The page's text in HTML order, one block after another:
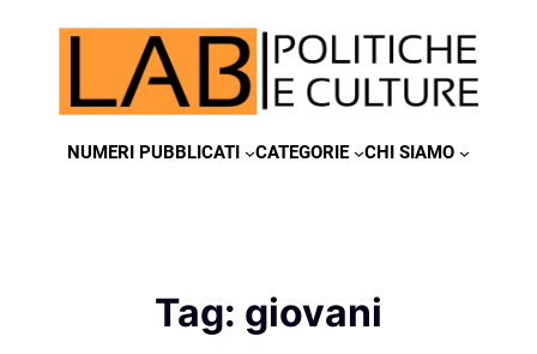
NUMERI PUBBLICATI CATEGORIE CHI SIAMO
Tag: giovani